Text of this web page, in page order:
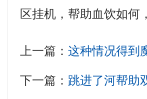
区挂机，帮助血饮如
上一篇：这种情况得到
下一篇： 跳进了河帮助